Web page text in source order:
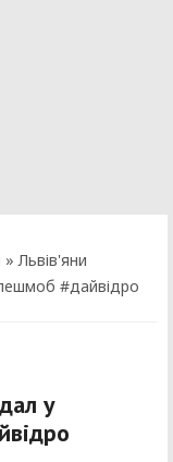
» Львів'яни
#дайвідро
у